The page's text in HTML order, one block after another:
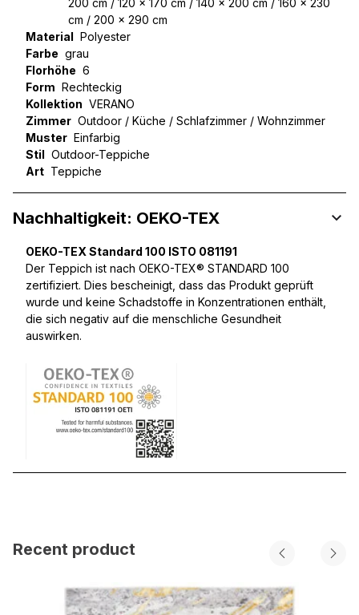
200 cm / 120 x 170 cm / 140 x 200 cm / 160 x 230
cm / 200 x 290 cm
Material Polyester
Farbe grau
Florhöhe 6
Form Rechteckig
Kollektion VERANO
Zimmer Outdoor / Küche / Schlafzimmer / Wohnzimmer
Muster Einfarbig
Stil Outdoor-Teppiche
Art Teppiche
Nachhaltigkeit: OEKO-TEX
OEKO-TEX Standard 100 ISTO 081191
Der Teppich ist nach OEKO-TEX® STANDARD 100
zertifiziert. Dies bescheinigt, dass das Produkt geprüft
wurde und keine Schadstoffe in Konzentrationen enthält,
die sich negativ auf die menschliche Gesundheit
auswirken.
Recent product